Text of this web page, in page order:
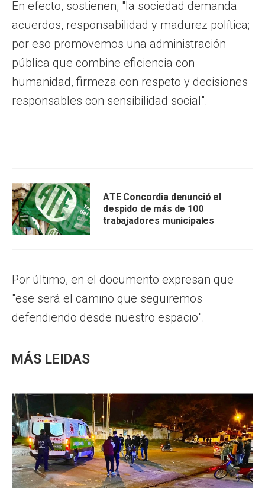
En efecto, sostienen, "la sociedad demanda
acuerdos, responsabilidad y madurez política;
por eso promovemos una administración
pública que combine eficiencia con
humanidad, firmeza con respeto y decisiones
responsables con sensibilidad social".
ATE Concordia denunció el
despido de más de 100
trabajadores municipales
Por último, en el documento expresan que
"ese será el camino que seguiremos
defendiendo desde nuestro espacio".
MÁS LEIDAS